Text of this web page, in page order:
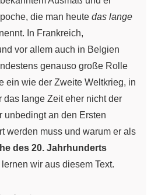
die man heute das lange
In Frankreich,
vor allem auch in Belgien
genauso große Rolle
ein wie der Zweite Weltkrieg, in
das lange Zeit eher nicht der
unbedingt an den Ersten
werden muss und warum er als
des 20. Jahrhunderts
wir aus diesem Text.